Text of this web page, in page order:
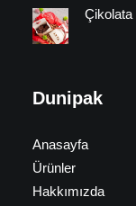
Çikolata
Dunipak
Anasayfa
Ürünler
Hakkımızda